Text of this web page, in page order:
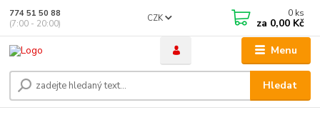
Menu
CZK
Hledat
774 51 50 88
(7:00 - 20:00)
0 ks
za 0,00 Kč